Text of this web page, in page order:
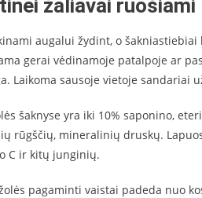
žaliavai
augalui žydint, o
gerai vėdinamoje patalpoje ar
Laikoma sausoje vietoje sandariai
šaknyse yra iki 10% saponino,
rūgščių, mineralinių druskų.
C ir kitų junginių.
pagaminti vaistai padeda nuo